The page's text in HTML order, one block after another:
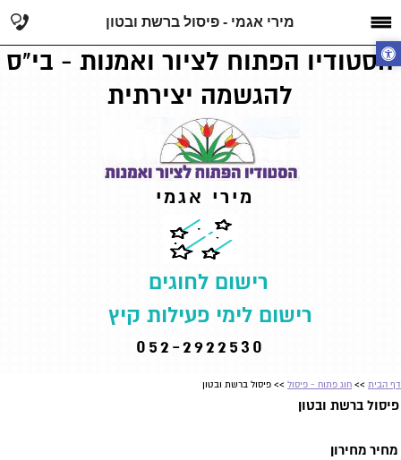
מירי אגמי - פיסול ברשת ובטון
מירי אגמי
052-2922530
הסטודיו הפתוח לציור ואמנות - בי"ס
להגשמה יצירתית
רישום לחוגים
רישום לימי פעילות קיץ
דף הבית >> חוג פתוח - פיסול >> פיסול ברשת ובטון
פיסול ברשת ובטון
מחיר מחירון